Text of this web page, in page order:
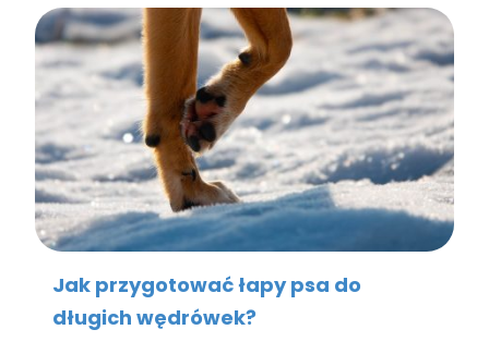
Jak przygotować łapy psa do
długich wędrówek?